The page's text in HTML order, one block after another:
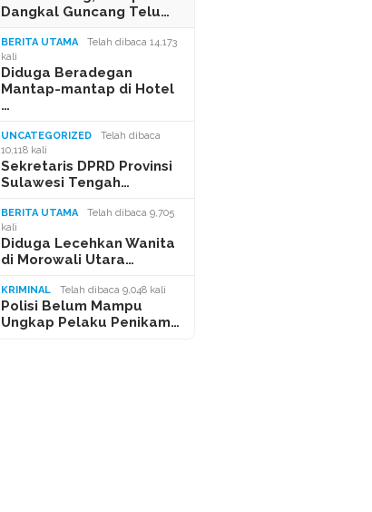
Dangkal Guncang Telu…
BERITA UTAMA
Telah dibaca 14,173
kali
Diduga Beradegan
Mantap-mantap di Hotel
…
UNCATEGORIZED
Telah dibaca
10,118 kali
Sekretaris DPRD Provinsi
Sulawesi Tengah…
BERITA UTAMA
Telah dibaca 9,705
kali
Diduga Lecehkan Wanita
di Morowali Utara…
KRIMINAL Telah dibaca 9,048 kali
Polisi Belum Mampu
Ungkap Pelaku Penikam…